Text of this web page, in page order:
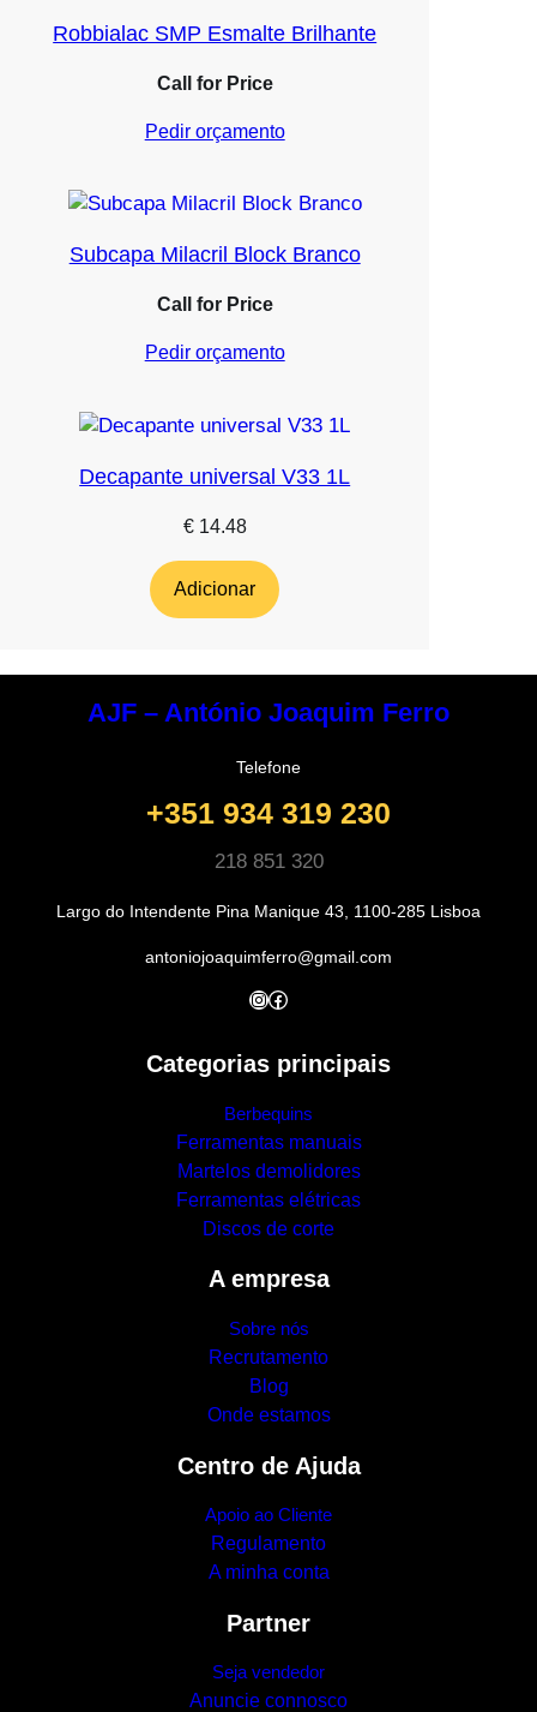
Robbialac SMP Esmalte Brilhante
Call for Price
Pedir orçamento
Subcapa Milacril Block Branco
Call for Price
Pedir orçamento
Decapante universal V33 1L
€14.48
Adicionar
AJF – António Joaquim Ferro
Telefone
+351 934 319 230
218 851 320
Largo do Intendente Pina Manique 43, 1100-285 Lisboa
antoniojoaquimferro@gmail.com
InstagramFacebook
Categorias principais
Berbequins
Ferramentas manuais
Martelos demolidores
Ferramentas elétricas
Discos de corte
A empresa
Sobre nós
Recrutamento
Blog
Onde estamos
Centro de Ajuda
Apoio ao Cliente
Regulamento
A minha conta
Partner
Seja vendedor
Anuncie connosco